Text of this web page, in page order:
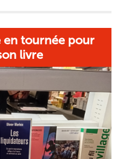
en tournée pour
livre